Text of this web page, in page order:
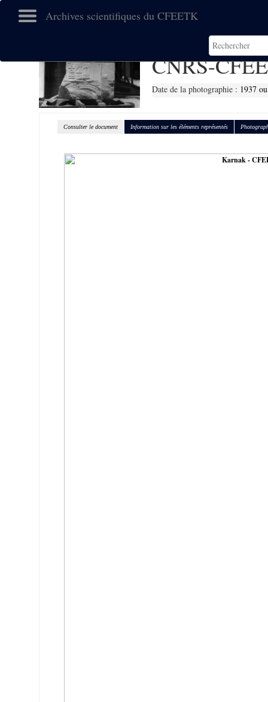
Archives scientifiques du CFEETK
CNRS-
Date de la photographie : 1937
Consulter le document Information sur les éléments représentés